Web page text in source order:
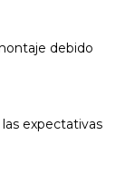
debido
expectativas